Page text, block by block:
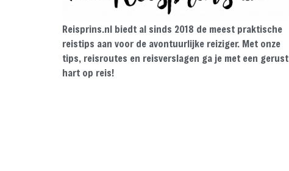
Reisprins.nl biedt al sinds 2018 de meest praktische
reistips aan voor de avontuurlijke reiziger. Met onze
tips, reisroutes en reisverslagen ga je met een gerust
hart op reis!